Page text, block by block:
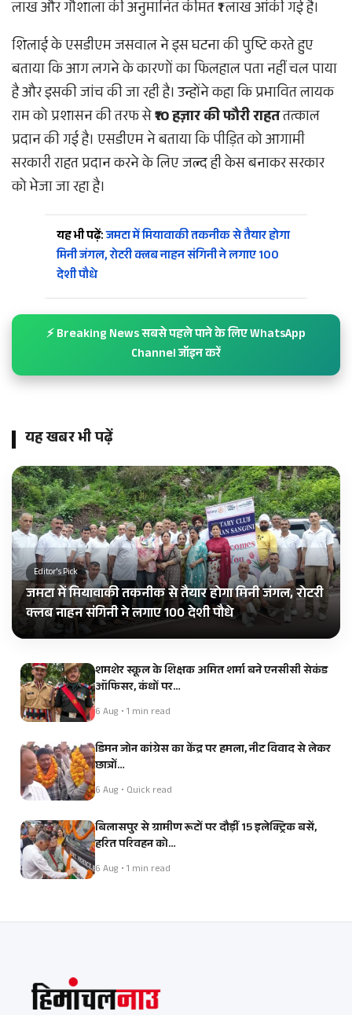
लाख और गौशाला की अनुमानित कीमत ₹1 लाख आंकी गई है।
​शिलाई के एसडीएम जसवाल ने इस घटना की पुष्टि करते हुए
बताया कि आग लगने के कारणों का फिलहाल पता नहीं चल पाया
है और इसकी जांच की जा रही है। उन्होंने कहा कि प्रभावित लायक
राम को प्रशासन की तरफ से₹10 हज़ार की फौरी राहततत्काल
प्रदान की गई है। एसडीएम ने बताया कि पीड़ित को आगामी
सरकारी राहत प्रदान करने के लिए जल्द ही केस बनाकर सरकार
को भेजा जा रहा है।
यह भी पढ़ें:जमटा में मियावाकी तकनीक से तैयार होगा
मिनी जंगल, रोटरी क्लब नाहन संगिनी ने लगाए 100
देशी पौधे
⚡ Breaking News सबसे पहले पाने के लिए WhatsApp
Channel जॉइन करें
यह खबर भी पढ़ें
Editor's Pick
जमटा में मियावाकी तकनीक से तैयार होगा मिनी जंगल, रोटरी
क्लब नाहन संगिनी ने लगाए 100 देशी पौधे
शमशेर स्कूल के शिक्षक अमित शर्मा बने एनसीसी सेकंड
ऑफिसर, कंधों पर…
6 Aug • 1 min read
डिमन जोन कांग्रेस का केंद्र पर हमला, नीट विवाद से लेकर
छात्रों…
6 Aug • Quick read
बिलासपुर से ग्रामीण रूटों पर दौड़ीं 15 इलेक्ट्रिक बसें,
हरित परिवहन को…
6 Aug • 1 min read